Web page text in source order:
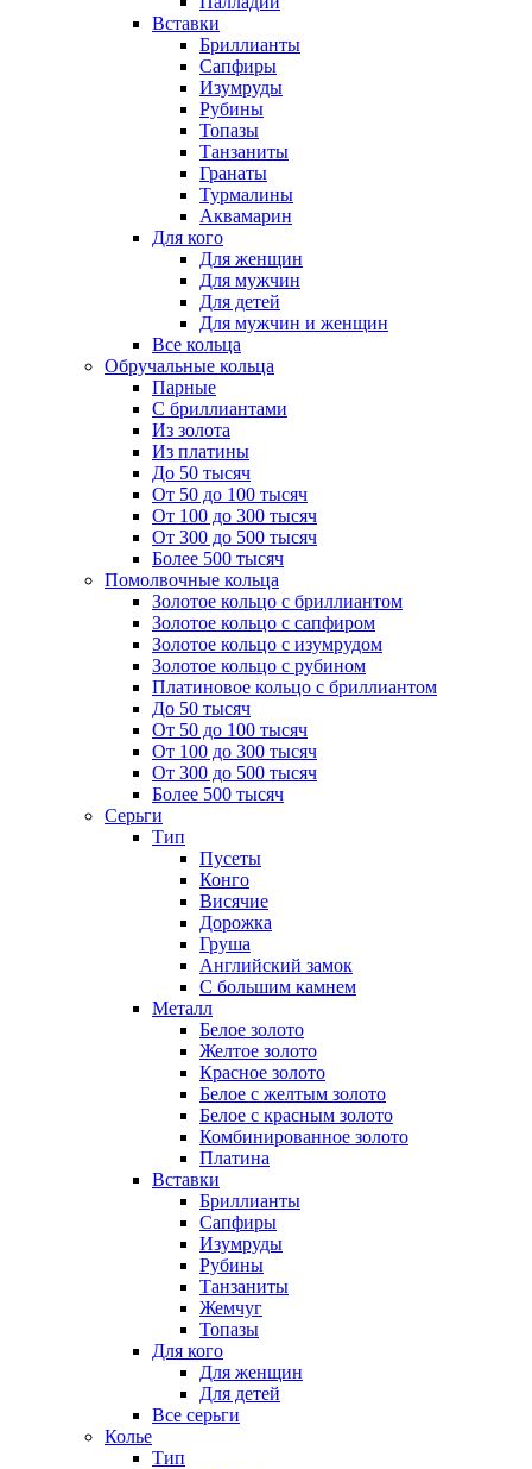
Вставки
Бриллианты
Сапфиры
Изумруды
Рубины
Топазы
Танзаниты
Гранаты
Турмалины
Аквамарин
Для кого
Для женщин
Для мужчин
Для детей
Для мужчин и женщин
Все кольца
Обручальные кольца
Парные
С бриллиантами
Из золота
Из платины
До 50 тысяч
От 50 до 100 тысяч
От 100 до 300 тысяч
От 300 до 500 тысяч
Более 500 тысяч
Помолвочные кольца
Золотое кольцо с бриллиантом
Золотое кольцо с сапфиром
Золотое кольцо с изумрудом
Золотое кольцо с рубином
Платиновое кольцо с бриллиантом
До 50 тысяч
От 50 до 100 тысяч
От 100 до 300 тысяч
От 300 до 500 тысяч
Более 500 тысяч
Серьги
Тип
Пусеты
Конго
Висячие
Дорожка
Груша
Английский замок
С большим камнем
Металл
Белое золото
Желтое золото
Красное золото
Белое с желтым золото
Белое с красным золото
Комбинированное золото
Платина
Вставки
Бриллианты
Сапфиры
Изумруды
Рубины
Танзаниты
Жемчуг
Топазы
Для кого
Для женщин
Для детей
Все серьги
Колье
Тип